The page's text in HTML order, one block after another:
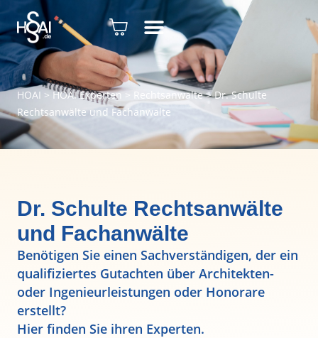
HOAI > HOAI Experten> Rechtsanwälte>Dr. Schulte
Rechtsanwälte und Fachanwälte
Dr. Schulte Rechtsanwälte
und Fachanwälte
Benötigen Sie einen Sachverständigen, der ein
qualifiziertes Gutachten über Architekten-
oder Ingenieurleistungen oder Honorare
erstellt?
Hier finden Sie ihren Experten.